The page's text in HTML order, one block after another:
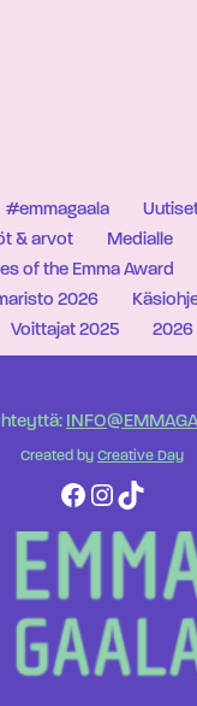
#emmagaala
& arvot
Medialle
of the Emma Award
2026
Voittajat 2025
2026
Created by Creative Day